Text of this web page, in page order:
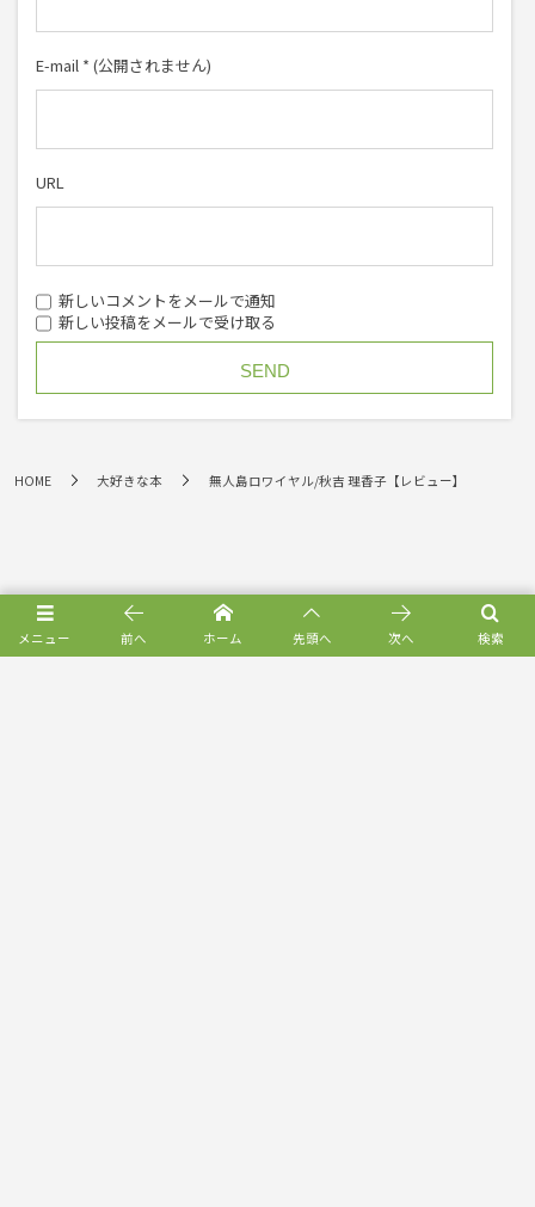
E-mail * (公開されません)
URL
新しいコメントをメールで通知
新しい投稿をメールで受け取る
HOME 大好きな本 無人島ロワイヤル/秋吉 理香子【レビュー】
メニュー 検索
前へ ホーム 先頭へ 次へ